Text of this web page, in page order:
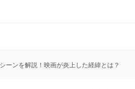
ーンを解説！映画が炎上した経緯とは？